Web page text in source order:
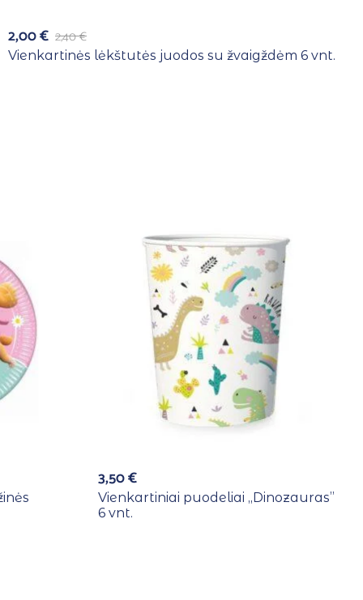
2,40€
2,00€
Vienkartinės lėkštutės juodos su žvaigždėm 6 vnt.
3,50€
Vienkartiniai puodeliai ,,Dinozauras”
6 vnt.